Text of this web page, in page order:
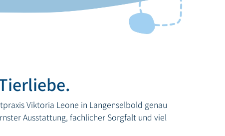
Viktoria Leone in Langenselbold genau
Ausstattung, fachlicher Sorgfalt und viel